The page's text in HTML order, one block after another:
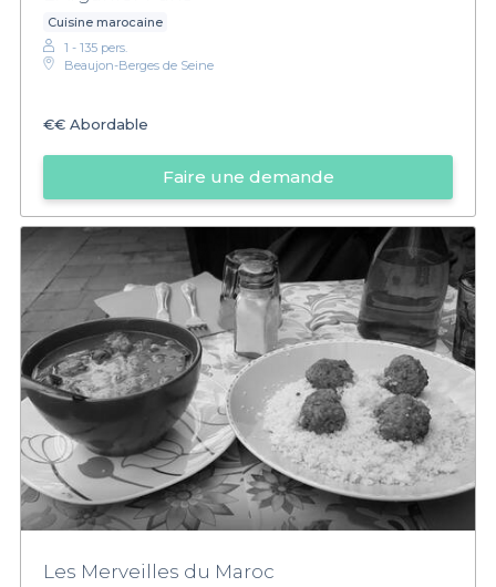
Cuisine marocaine
1 - 135 pers.
Beaujon-Berges de Seine
€€ Abordable
Faire une demande
Les Merveilles du Maroc